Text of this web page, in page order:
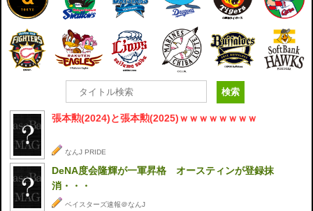
張本勲(2024)と張本勲(2025)ｗｗｗｗｗｗｗｗ
なんJ PRIDE
DeNA度会隆輝が一軍昇格 オースティンが登録抹
消・・・
ベイスターズ速報＠なんJ